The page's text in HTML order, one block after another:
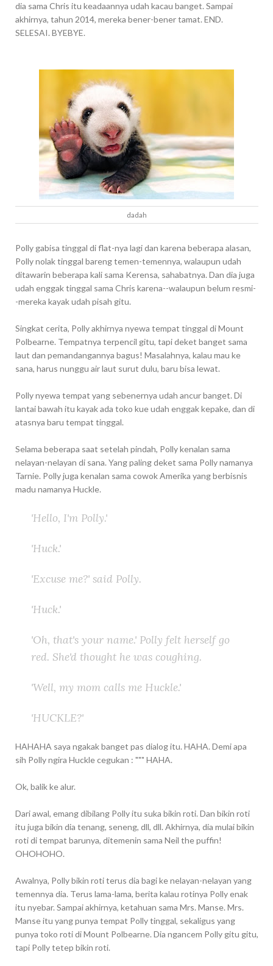
dia sama Chris itu keadaannya udah kacau banget. Sampai
akhirnya, tahun 2014, mereka bener-bener tamat. END.
SELESAI. BYEBYE.
dadah
Polly gabisa tinggal di flat-nya lagi dan karena beberapa alasan,
Polly nolak tinggal bareng temen-temennya, walaupun udah
ditawarin beberapa kali sama Kerensa, sahabatnya. Dan dia juga
udah enggak tinggal sama Chris karena--walaupun belum resmi-
-mereka kayak udah pisah gitu.
Singkat cerita, Polly akhirnya nyewa tempat tinggal di Mount
Polbearne. Tempatnya terpencil gitu, tapi deket banget sama
laut dan pemandangannya bagus! Masalahnya, kalau mau ke
sana, harus nunggu air laut surut dulu, baru bisa lewat.
Polly nyewa tempat yang sebenernya udah ancur banget. Di
lantai bawah itu kayak ada toko kue udah enggak kepake, dan di
atasnya baru tempat tinggal.
Selama beberapa saat setelah pindah, Polly kenalan sama
nelayan-nelayan di sana. Yang paling deket sama Polly namanya
Tarnie. Polly juga kenalan sama cowok Amerika yang berbisnis
madu namanya Huckle.
'Hello, I'm Polly.'
'Huck.'
'Excuse me?' said Polly.
'Huck.'
'Oh, that's your name.' Polly felt herself go
red. She'd thought he was coughing.
'Well, my mom calls me Huckle.'
'HUCKLE?'
HAHAHA saya ngakak banget pas dialog itu. HAHA. Demi apa
sih Polly ngira Huckle cegukan : """ HAHA.
Ok, balik ke alur.
Dari awal, emang dibilang Polly itu suka bikin roti. Dan bikin roti
itu juga bikin dia tenang, seneng, dll, dll. Akhirnya, dia mulai bikin
roti di tempat barunya, ditemenin sama Neil the puffin!
OHOHOHO.
Awalnya, Polly bikin roti terus dia bagi ke nelayan-nelayan yang
temennya dia. Terus lama-lama, berita kalau rotinya Polly enak
itu nyebar. Sampai akhirnya, ketahuan sama Mrs. Manse. Mrs.
Manse itu yang punya tempat Polly tinggal, sekaligus yang
punya toko roti di Mount Polbearne. Dia ngancem Polly gitu gitu,
tapi Polly tetep bikin roti.